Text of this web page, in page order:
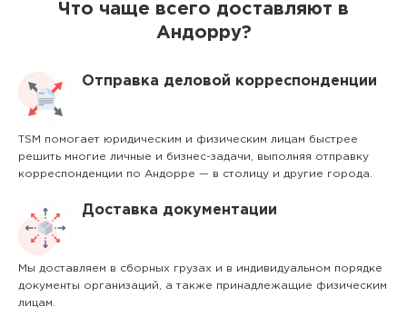
Что чаще всего доставляют в
Андорру?
Отправка деловой корреспонденции
TSM помогает юридическим и физическим лицам быстрее
решить многие личные и бизнес-задачи, выполняя отправку
корреспонденции по Андорре — в столицу и другие города.
Доставка документации
Мы доставляем в сборных грузах и в индивидуальном порядке
документы организаций, а также принадлежащие физическим
лицам.